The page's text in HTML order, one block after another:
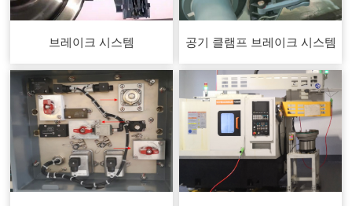
브레이크 시스템 공기 클램프 브레이크 시스템